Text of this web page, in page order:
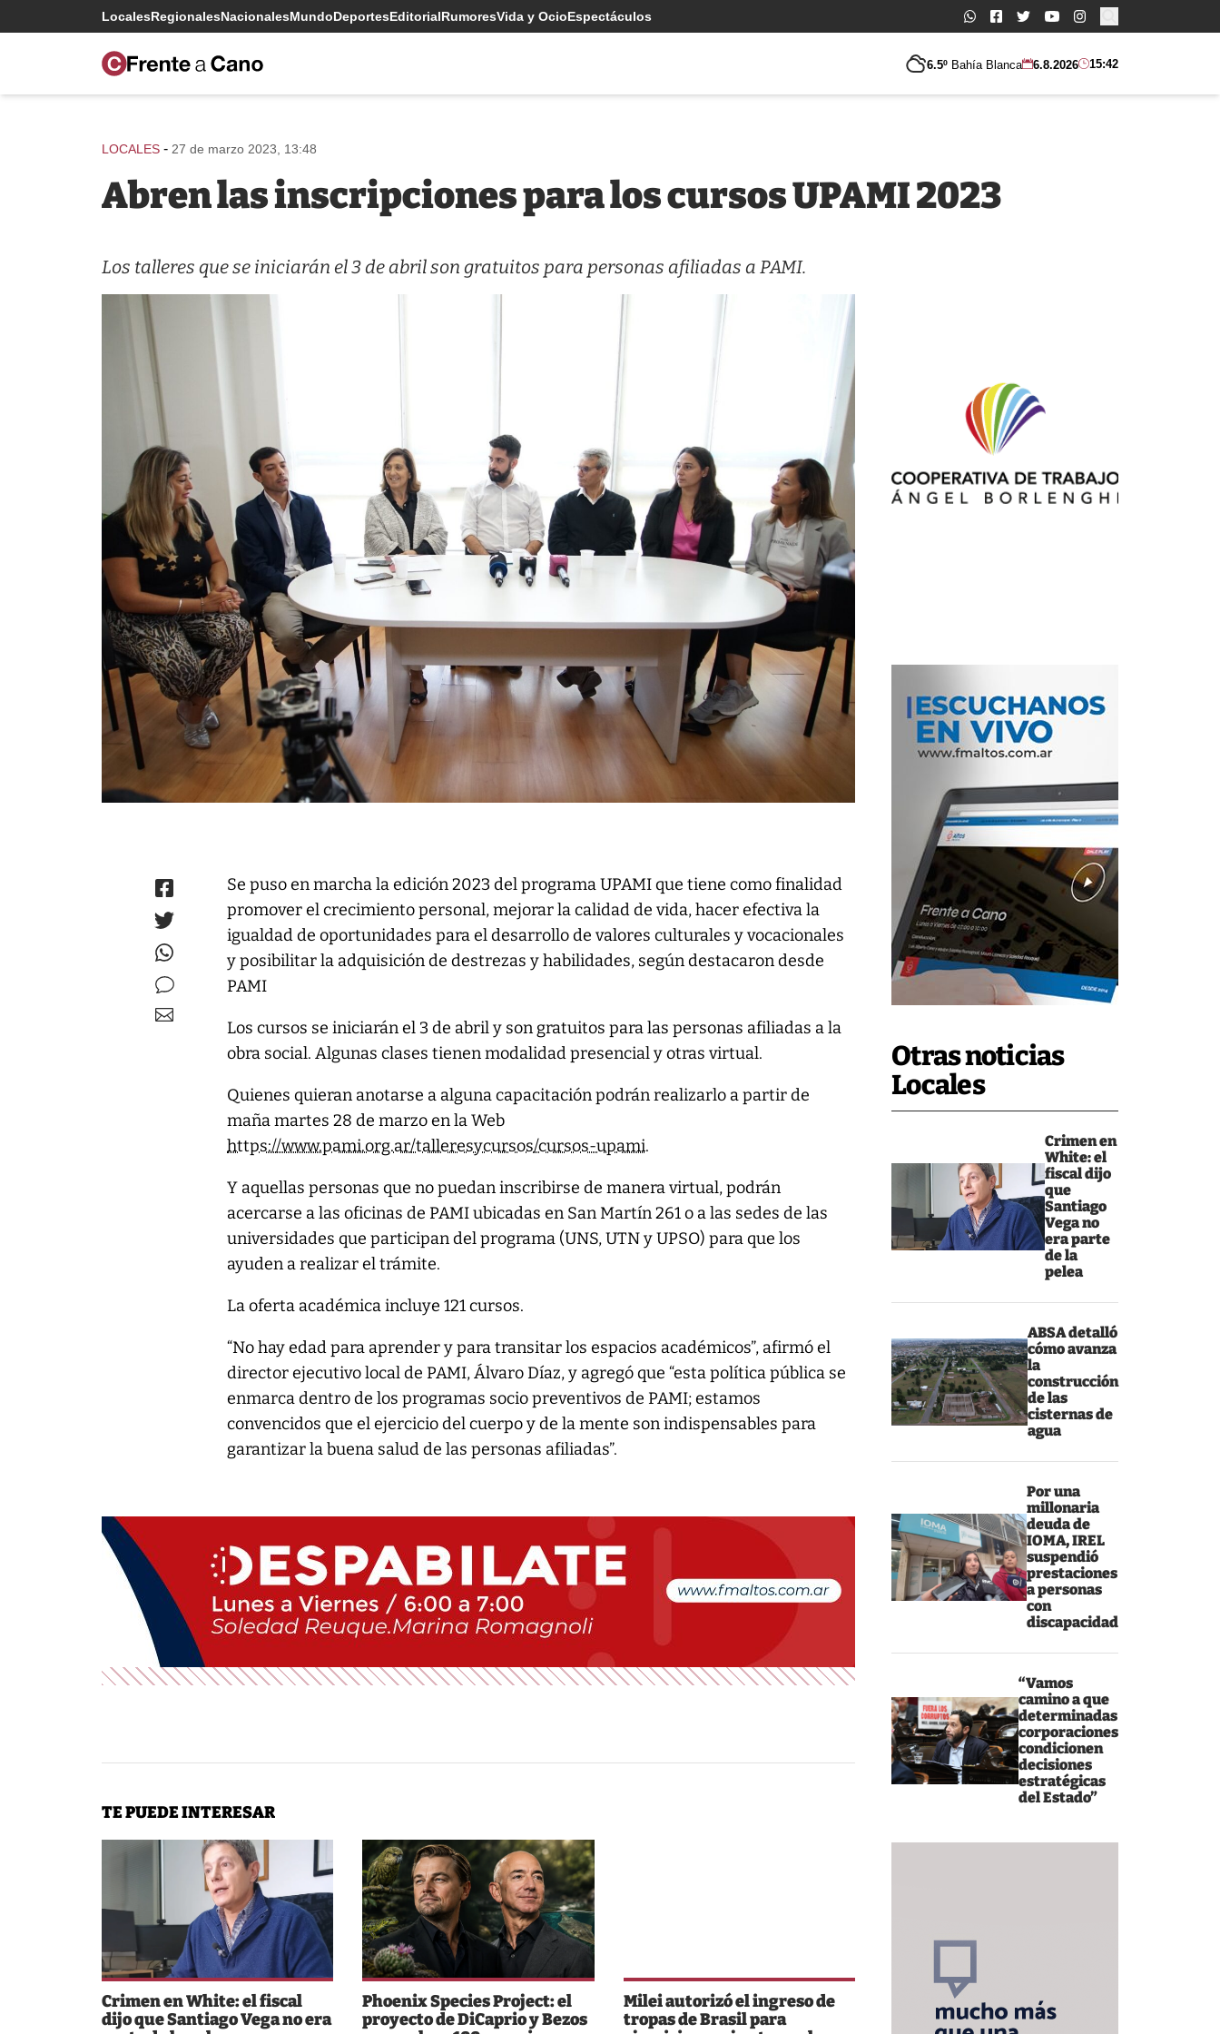
LocalesRegionalesNacionalesMundoDeportesEditorialRumoresVida y OcioEspectáculos Buscar:
6.5º Bahía Blanca 6.8.2026 15:42
Otras noticias
Locales
Crimen en
White: el
fiscal dijo
que
Santiago
Vega no
era parte
de la
pelea
ABSA detalló
cómo avanza
la
construcción
de las
cisternas de
agua
Por una
millonaria
deuda de
IOMA, IREL
suspendió
prestaciones
a personas
con
discapacidad
“Vamos
camino a que
determinadas
corporaciones
condicionen
decisiones
estratégicas
del Estado”
LOCALES - 27 de marzo 2023, 13:48
Abren las inscripciones para los cursos UPAMI 2023
Los talleres que se iniciarán el 3 de abril son gratuitos para personas afiliadas a PAMI.
Se puso en marcha la edición 2023 del programa UPAMI que tiene como finalidad
promover el crecimiento personal, mejorar la calidad de vida, hacer efectiva la
igualdad de oportunidades para el desarrollo de valores culturales y vocacionales
y posibilitar la adquisición de destrezas y habilidades, según destacaron desde
PAMI
Los cursos se iniciarán el 3 de abril y son gratuitos para las personas afiliadas a la
obra social. Algunas clases tienen modalidad presencial y otras virtual.
Quienes quieran anotarse a alguna capacitación podrán realizarlo a partir de
maña martes 28 de marzo en la Web
https://www.pami.org.ar/talleresycursos/cursos-upami.
Y aquellas personas que no puedan inscribirse de manera virtual, podrán
acercarse a las oficinas de PAMI ubicadas en San Martín 261 o a las sedes de las
universidades que participan del programa (UNS, UTN y UPSO) para que los
ayuden a realizar el trámite.
La oferta académica incluye 121 cursos.
“No hay edad para aprender y para transitar los espacios académicos”, afirmó el
director ejecutivo local de PAMI, Álvaro Díaz, y agregó que “esta política pública se
enmarca dentro de los programas socio preventivos de PAMI; estamos
convencidos que el ejercicio del cuerpo y de la mente son indispensables para
garantizar la buena salud de las personas afiliadas”.
TE PUEDE INTERESAR
Crimen en White: el fiscal
dijo que Santiago Vega no era
Phoenix Species Project: el
proyecto de DiCaprio y Bezos
Milei autorizó el ingreso de
tropas de Brasil para